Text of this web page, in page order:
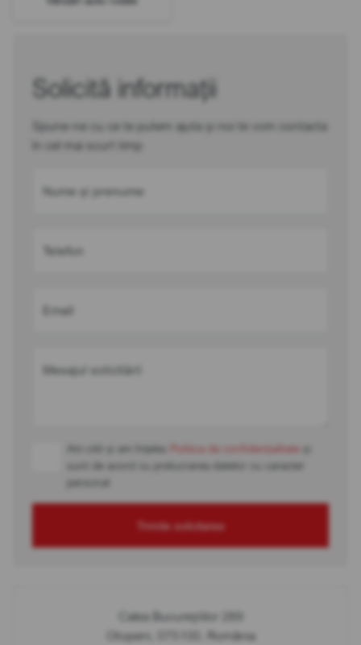
Solicită informații
Spune-ne cu ce te putem ajuta și noi te vom contacta
în cel mai scurt timp
Nume și prenume
Telefon
Email
Mesajul solicitării
Am citit și am înțeles Politica de confidențialitate
sunt de acord cu prelucrarea datelor cu caracter
personal
Trimite solicitarea
Calea Bucureștilor 289
Otopeni, 075100, România